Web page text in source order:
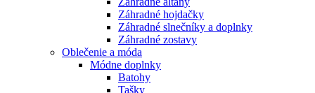
Záhradné hojdačky
Záhradné slnečníky a doplnky
Záhradné zostavy
Oblečenie a móda
Módne doplnky
Batohy
Tašky